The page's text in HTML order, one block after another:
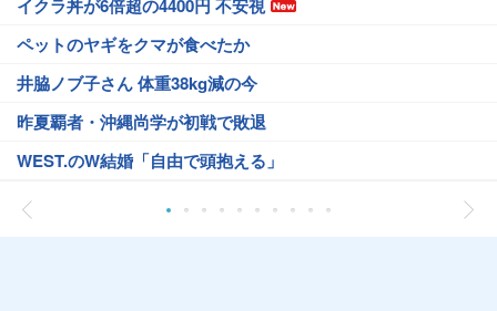
イクラ丼が6倍超の4400円 不安視
ペットのヤギをクマが食べたか
井脇ノブ子さん 体重38kg減の今
昨夏覇者・沖縄尚学が初戦で敗退
WEST.のW結婚「自由で頭抱える」